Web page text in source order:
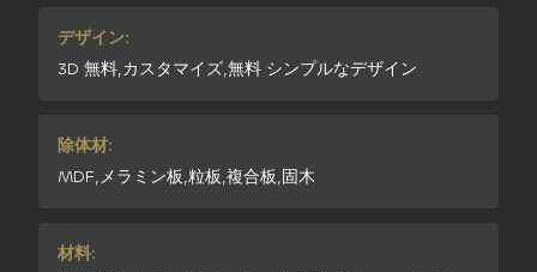
デザイン:
3D 無料,カスタマイズ,無料 シンプルなデザイン
除体材:
MDF,メラミン板,粒板,複合板,固木
材料: